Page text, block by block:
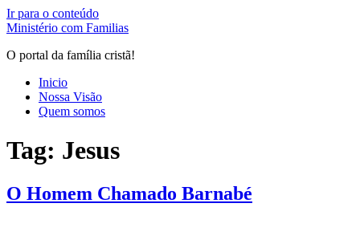
Ir para o conteúdo
Ministério com Familias
O portal da família cristã!
Inicio
Nossa Visão
Quem somos
Tag: Jesus
O Homem Chamado Barnabé